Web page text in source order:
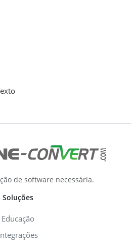
de software necessária.
Soluções
Educação